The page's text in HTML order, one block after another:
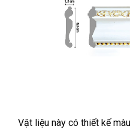
Vật liệu này có thiết kế